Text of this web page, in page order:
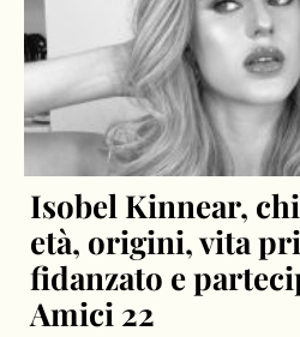
Isobel Kinnear,
età, origini, vita
fidanzato e
Amici 22